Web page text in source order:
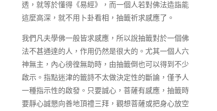
透，就等於懂得《易經》，而一個人若對佛法造詣能
這麼高深，就不用卜卦看相，抽籤祈求感應了。
我們凡夫學佛一般皆求感應，所以說抽籤對於一個佛
法不甚通達的人，作用仍然是很大的。尤其一個人六
神無主，內心徬徨無助時，由抽籤倒也可以得到不少
啟示。指點迷津的籤詩不太做決定性的斷論，僅予人
一種指示性的啟發。只要誠心，菩薩有感應，抽籤時
要靜心誠懇向善地頂禮三拜，觀想菩薩或把身心放空